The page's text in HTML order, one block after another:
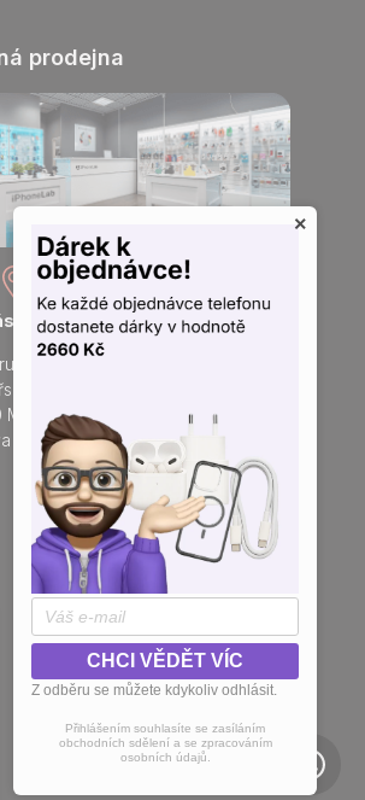
prodejna
najdete
Ostrava
3178/6
Moravská
a Přívoz
Otevřeno každý den
Do prodejny
Přidejte se k nám na sítích
×
CHCI VĚDĚT VÍC
Z odběru se můžete kdykoliv odhlásit.
Přihlášením souhlasíte se zasíláním
obchodních sdělení a se zpracováním
osobních údajů.